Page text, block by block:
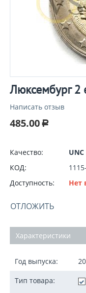
Люксембург 2
Написать отзыв
485.00 Р
Качество:
UNC
КОД:
Доступность:
Нет
ОТЛОЖИТЬ
Характеристики
Год выпуска:
Тип товара: